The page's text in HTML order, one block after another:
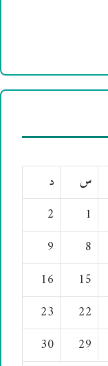
س
د
1
2
8
9
15
16
22
23
29
30